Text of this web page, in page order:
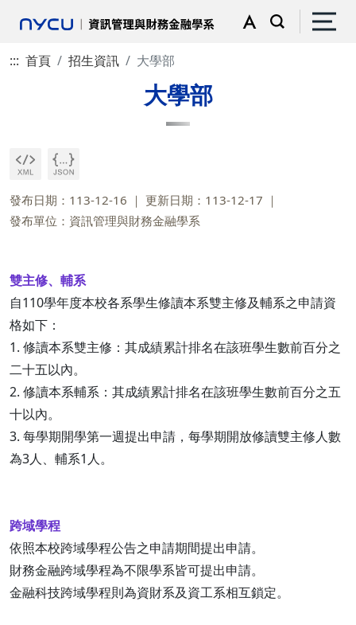
::: 首頁 招生資訊 大學部
大學部
發布日期：113-12-16
更新日期：113-12-17
發布單位：資訊管理與財務金融學系
雙主修、輔系
自110學年度本校各系學生修讀本系雙主修及輔系之申請資
格如下：
1. 修讀本系雙主修：其成績累計排名在該班學生數前百分之
二十五以內。
2. 修讀本系輔系：其成績累計排名在該班學生數前百分之五
十以內。
3. 每學期開學第一週提出申請，每學期開放修讀雙主修人數
為3人、輔系1人。
跨域學程
依照本校跨域學程公告之申請期間提出申請。
財務金融跨域學程為不限學系皆可提出申請。
金融科技跨域學程則為資財系及資工系相互鎖定。